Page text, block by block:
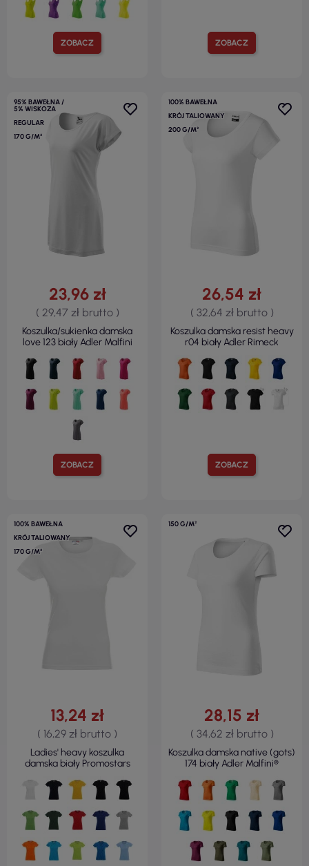
ZOBACZ ZOBACZ
95% BAWEŁNA /
5% WISKOZA
REGULAR
170 G/M²
ZOBACZ
23,96 zł
( 29,47 zł brutto )
Koszulka/sukienka damska
love 123 biały Adler Malfini
100% BAWEŁNA
KRÓJ TALIOWANY
200 G/M²
ZOBACZ
26,54 zł
( 32,64 zł brutto )
Koszulka damska resist heavy
r04 biały Adler Rimeck
100% BAWEŁNA
KRÓJ TALIOWANY
170 G/M²
13,24 zł
( 16,29 zł brutto )
Ladies' heavy koszulka
damska biały Promostars
150 G/M²
28,15 zł
( 34,62 zł brutto )
Koszulka damska native (gots)
174 biały Adler Malfini®